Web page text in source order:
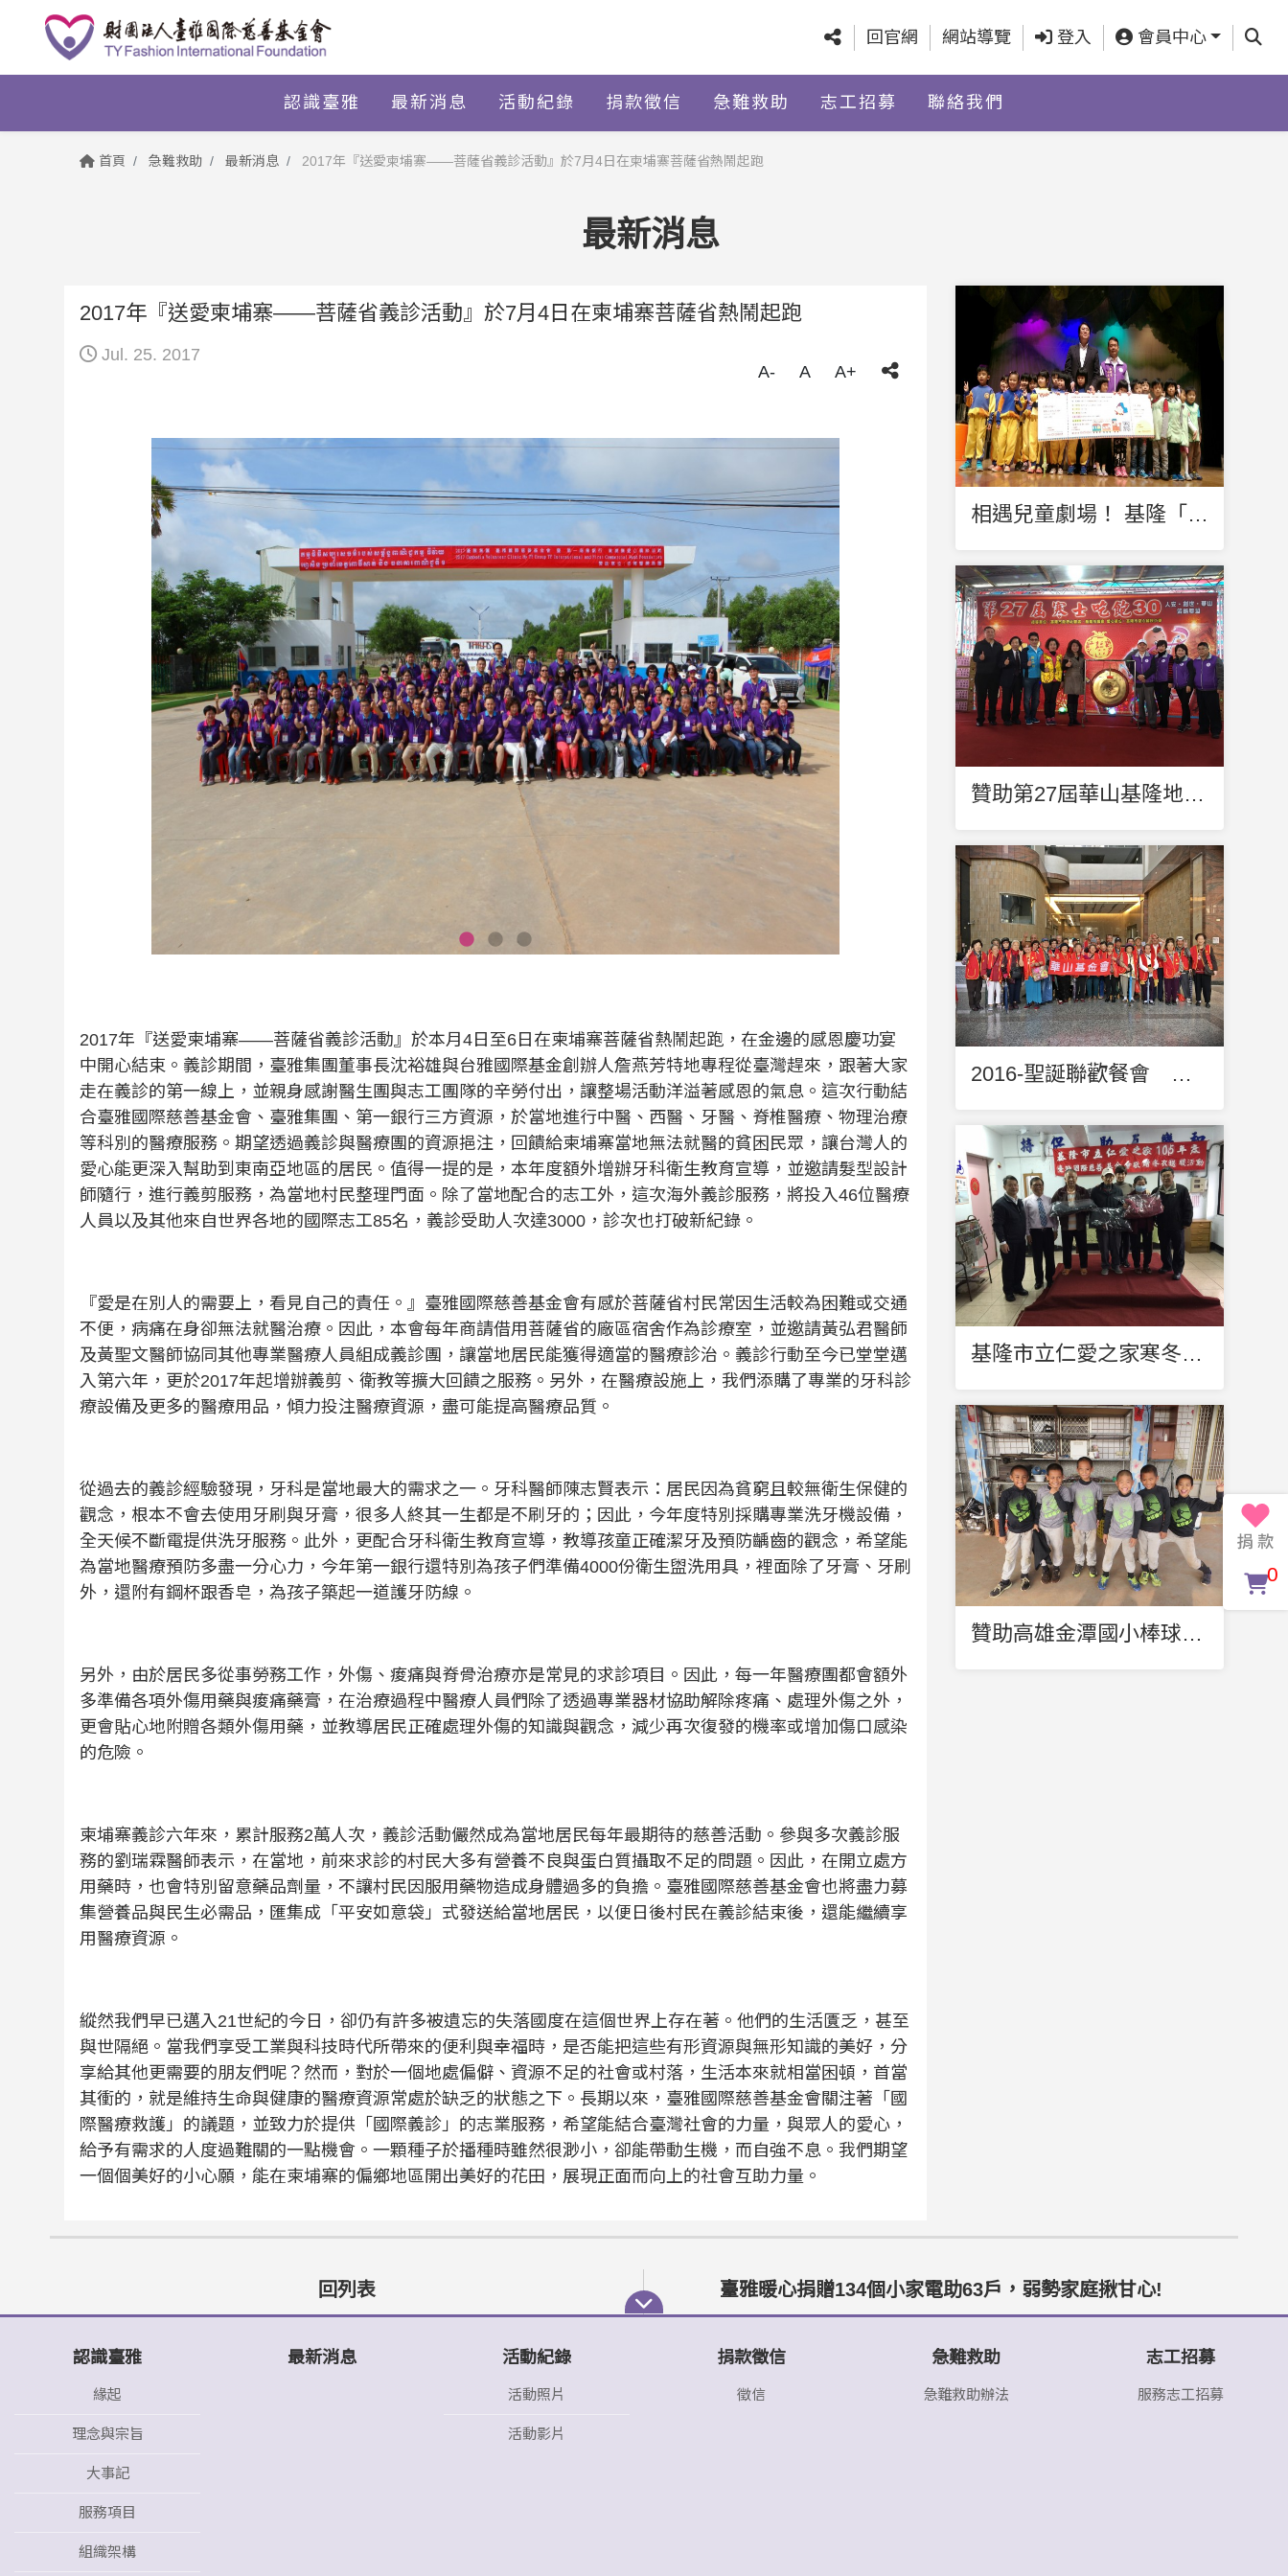
回官網 網站導覽 登入 會員中心 查詢
認識臺雅 最新消息 活動紀錄 捐款徵信 急難救助 志工招募 聯絡我們
首頁 急難救助 最新消息 2017年『送愛柬埔寨——菩薩省義診活動』於7月4日在柬埔寨菩薩省熱鬧起跑
最新消息
2017年『送愛柬埔寨——菩薩省義診活動』於7月4日在柬埔寨菩薩省熱鬧起跑
Jul. 25. 2017
A-
A A+
2017年『送愛柬埔寨——菩薩省義診活動』於本月 4 日至6 日在柬埔寨菩薩省熱鬧起跑，在金邊的感恩慶功宴
中開心結束。義診期間，臺雅集團董事長沈裕雄與台雅國際基金創辦人詹燕芳特地專程從臺灣趕來，跟著大家
走在義診的第一線上，並親身感謝醫生團與志工團隊的辛勞付出，讓整場活動洋溢著感恩的氣息。這次行動結
合臺雅國際慈善基金會、臺雅集團、第一銀行三方資源，於當地進行中醫、西醫、牙醫、脊椎醫療、物理治療
等科別的醫療服務。期望透過義診與醫療團的資源挹注，回饋給柬埔寨當地無法就醫的貧困民眾，讓台灣人的
愛心能更深入幫助到東南亞地區的居民。值得一提的是，本年度額外增辦牙科衛生教育宣導，並邀請髮型設計
師隨行，進行義剪服務，為當地村民整理門面。除了當地配合的志工外，這次海外義診服務，將投入46位醫療
人員以及其他來自世界各地的國際志工85名，義診受助人次達3000 ，診次也打破新紀錄。
『愛是在別人的需要上，看見自己的責任。』臺雅國際慈善基金會有感於菩薩省村民常因生活較為困難或交通
不便，病痛在身卻無法就醫治療。因此，本會每年商請借用菩薩省的廠區宿舍作為診療室，並邀請黃弘君醫師
及黃聖文醫師協同其他專業醫療人員組成義診團，讓當地居民能獲得適當的醫療診治。義診行動至今已堂堂邁
入第六年，更於2017年起增辦義剪、衛教等擴大回饋之服務。另外，在醫療設施上，我們添購了專業的牙科診
療設備及更多的醫療用品，傾力投注醫療資源，盡可能提高醫療品質。
從過去的義診經驗發現，牙科是當地最大的需求之一。牙科醫師陳志賢表示：居民因為貧窮且較無衛生保健的
觀念，根本不會去使用牙刷與牙膏，很多人終其一生都是不刷牙的；因此，今年度特別採購專業洗牙機設備，
全天候不斷電提供洗牙服務。此外，更配合牙科衛生教育宣導，教導孩童正確潔牙及預防齲齒的觀念，希望能
為當地醫療預防多盡一分心力，今年第一銀行還特別為孩子們準備4000份衛生盥洗用具，裡面除了牙膏、牙刷
外，還附有鋼杯跟香皂，為孩子築起一道護牙防線。
另外，由於居民多從事勞務工作，外傷、痠痛與脊骨治療亦是常見的求診項目。因此，每一年醫療團都會額外
多準備各項外傷用藥與痠痛藥膏，在治療過程中醫療人員們除了透過專業器材協助解除疼痛、處理外傷之外，
更會貼心地附贈各類外傷用藥，並教導居民正確處理外傷的知識與觀念，減少再次復發的機率或增加傷口感染
的危險。
柬埔寨義診六年來，累計服務2萬人次，義診活動儼然成為當地居民每年最期待的慈善活動。參與多次義診服
務的劉瑞霖醫師表示，在當地，前來求診的村民大多有營養不良與蛋白質攝取不足的問題。因此，在開立處方
用藥時，也會特別留意藥品劑量，不讓村民因服用藥物造成身體過多的負擔。臺雅國際慈善基金會也將盡力募
集營養品與民生必需品，匯集成「平安如意袋」式發送給當地居民，以便日後村民在義診結束後，還能繼續享
用醫療資源。
縱然我們早已邁入 21世紀的今日，卻仍有許多被遺忘的失落國度在這個世界上存在著。他們的生活匱乏，甚至
與世隔絕。當我們享受工業與科技時代所帶來的便利與幸福時，是否能把這些有形資源與無形知識的美好，分
享給其他更需要的朋友們呢？然而，對於一個地處偏僻、資源不足的社會或村落，生活本來就相當困頓，首當
其衝的，就是維持生命與健康的醫療資源常處於缺乏的狀態之下。長期以來，臺雅國際慈善基金會關注著「國
際醫療救護」的議題，並致力於提供「國際義診」的志業服務，希望能結合臺灣社會的力量，與眾人的愛心，
給予有需求的人度過難關的一點機會。一顆種子於播種時雖然很渺小，卻能帶動生機，而自強不息。我們期望
一個個美好的小心願，能在柬埔寨的偏鄉地區開出美好的花田，展現正面而向上的社會互助力量。
相遇兒童劇場！ 基隆「童」歡樂展笑顏
贊助第27屆華山基隆地區『寒士吃飽30』活動-關懷社會的邊緣角落
2016-聖誕聯歡餐會 邀請長輩歡聚憶當年
基隆市立仁愛之家寒冬送暖
贊助高雄金潭國小棒球隊隊服
回列表 臺雅暖心捐贈134個小家電助63戶，弱勢家庭揪甘心!
認識臺雅
緣起
理念與宗旨
大事記
服務項目
組織架構
最新消息 活動紀錄
活動照片
活動影片
捐款徵信
徵信
急難救助
急難救助辦法
志工招募
服務志工招募
0